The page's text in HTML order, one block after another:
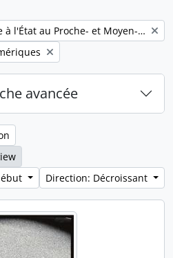
Jean-Louis Huot. Du Village à l'État au Proche- et Moyen-Orient
avancée
Direction: Décroissant